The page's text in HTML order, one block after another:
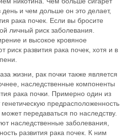
день и чем дольше он это делает,
рака почек. Если вы бросите
личный риск заболевания.
и высокое кровяное
риск развития рака почек, хотя и в
жизни, рак почки также является
наследственные компоненты
рака почки. Примерно один из
предрасположенность
можетпередаваться по наследству.
наследственные заболевания,
развития рака почек. К ним